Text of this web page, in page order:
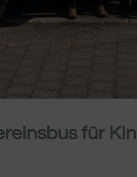
für